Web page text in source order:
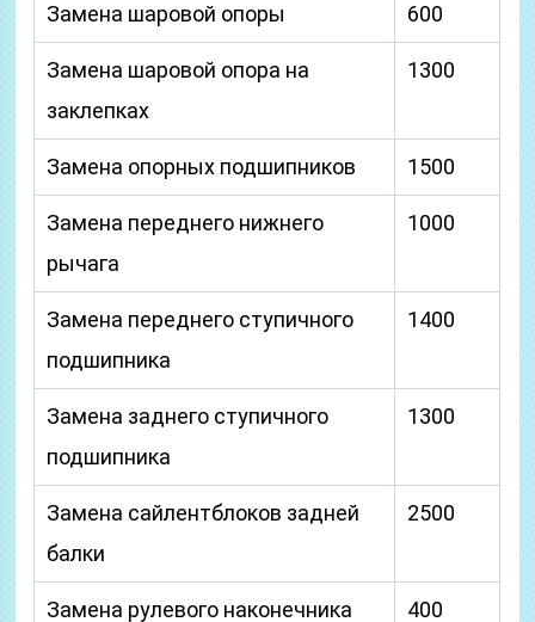
Замена шаровой опоры 600
Замена шаровой опора на
заклепках
1300
Замена опорных подшипников 1500
Замена переднего нижнего
рычага
1000
Замена переднего ступичного
подшипника
1400
Замена заднего ступичного
подшипника
1300
Замена сайлентблоков задней
балки
2500
Замена рулевого наконечника 400